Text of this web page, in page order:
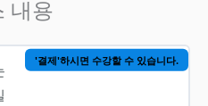
내용
'결제'하시면 수강할 수 있습니다.